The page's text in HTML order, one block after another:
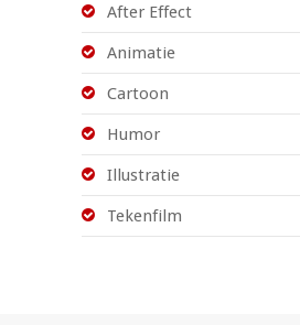
After Effect
Animatie
Cartoon
Humor
Illustratie
Tekenfilm